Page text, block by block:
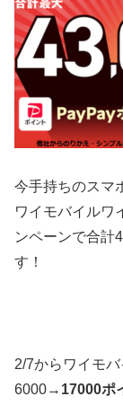
今手持ちのスマ
ワイモバイルワ
ンペーンで合計
す！
2/7から ワイモ
6000→ 17000ポ